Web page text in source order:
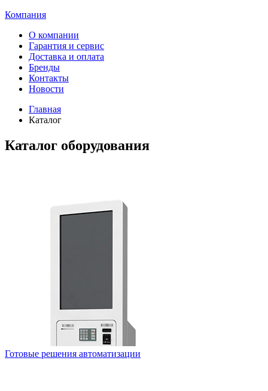
Компания
О компании
Гарантия и сервис
Доставка и оплата
Бренды
Контакты
Новости
Главная
Каталог
Каталог оборудования
Готовые решения автоматизации